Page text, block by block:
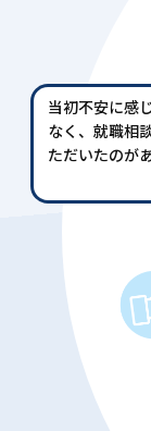
当初不安に感
なく、就職相
ただいたのが